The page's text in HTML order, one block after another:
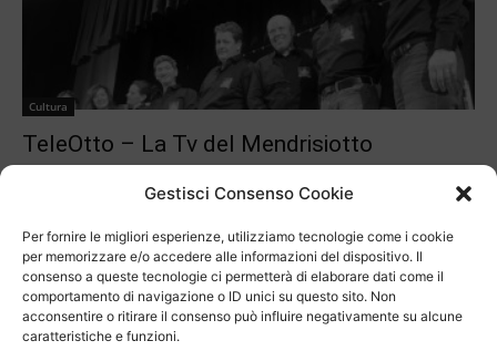
Gestisci Consenso Cookie
Per fornire le migliori esperienze, utilizziamo tecnologie come i cookie
per memorizzare e/o accedere alle informazioni del dispositivo. Il
consenso a queste tecnologie ci permetterà di elaborare dati come il
comportamento di navigazione o ID unici su questo sito. Non
acconsentire o ritirare il consenso può influire negativamente su alcune
caratteristiche e funzioni.
Cultura
TeleOtto – La Tv del Mendrisiotto
ARTICOLI RECENTI